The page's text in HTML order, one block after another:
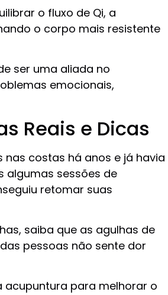
o fluxo de Qi, a
o corpo mais resistente
ser uma aliada no
emocionais,
Reais e Dicas
costas há anos e já havia
algumas sessões de
retomar suas
saiba que as agulhas de
pessoas não sente dor
acupuntura para melhorar o